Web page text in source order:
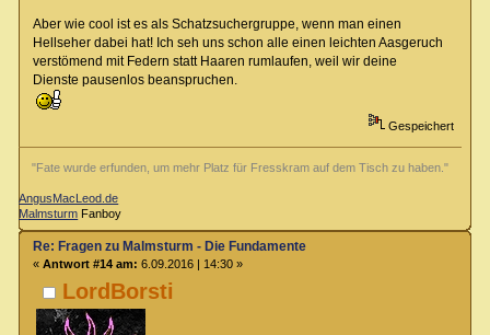
Aber wie cool ist es als Schatzsuchergruppe, wenn man einen
Hellseher dabei hat! Ich seh uns schon alle einen leichten Aasgeruch
verstömend mit Federn statt Haaren rumlaufen, weil wir deine
Dienste pausenlos beanspruchen.
Gespeichert
"Fate wurde erfunden, um mehr Platz für Fresskram auf dem Tisch zu haben."
AngusMacLeod.de
Malmsturm Fanboy
LordBorsti
Re: Fragen zu Malmsturm - Die Fundamente
« Antwort #14 am: 6.09.2016 | 14:30 »